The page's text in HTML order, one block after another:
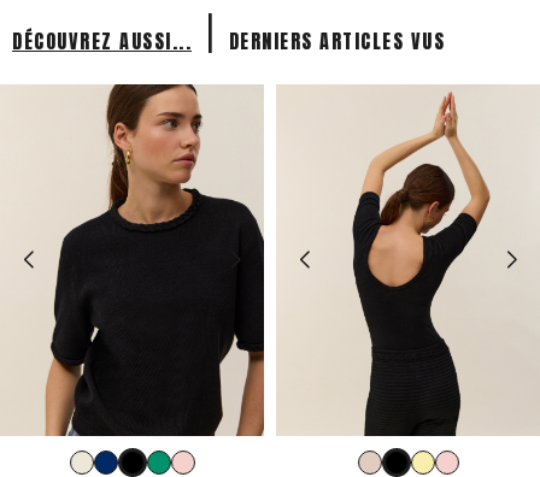
DÉCOUVREZ AUSSI... | DERNIERS ARTICLES VUS
BlancNavyNoirÉmeraude
Rose
BeigeNoirJauneRose